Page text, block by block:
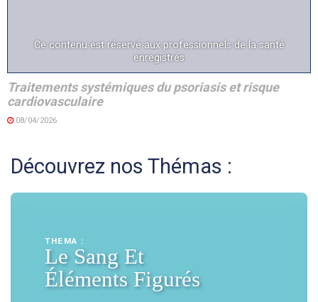
Ce contenu est réservé aux professionnels de la santé
enregistrés
Traitements systémiques du psoriasis et risque
cardiovasculaire
08/04/2026
Découvrez nos Thémas :
THEMA :
Le Sang Et
Éléments Figurés